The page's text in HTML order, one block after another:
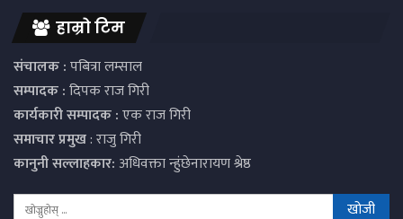
हाम्रो टिम
संचालक :पबित्रा लम्साल
सम्पादक :दिपक राज गिरी
कार्यकारी सम्पादक :एक राज गिरी
समाचार प्रमुख: राजु गिरी
कानुनी सल्लाहकार:अधिवक्ता न्हुंछेनारायण श्रेष्ठ